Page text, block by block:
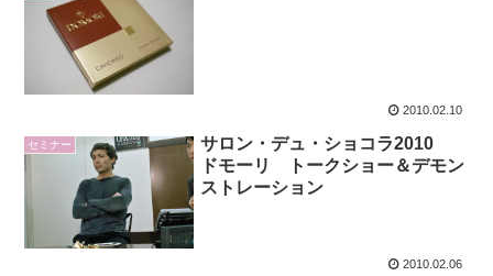
2010.02.10
セミナー
サロン・デュ・ショコラ2010
ドモーリ トークショー＆デモン
ストレーション
2010.02.06